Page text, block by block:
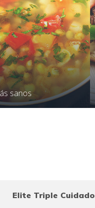
sanos
Elite Triple Cuidado